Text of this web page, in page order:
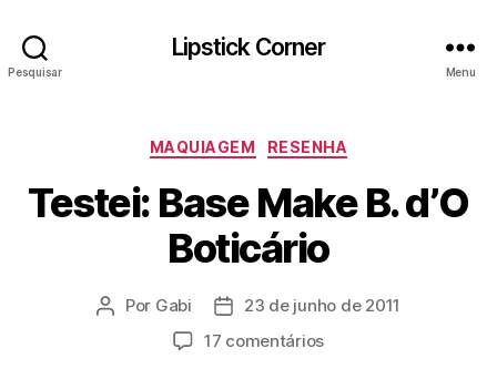
Pesquisar
Lipstick Corner
Menu
Categorias
MAQUIAGEM RESENHA
Testei: Base Make B. d’O
Boticário
Autor
Por Gabi
Data23 de junho de 2011
17 comentáriosem